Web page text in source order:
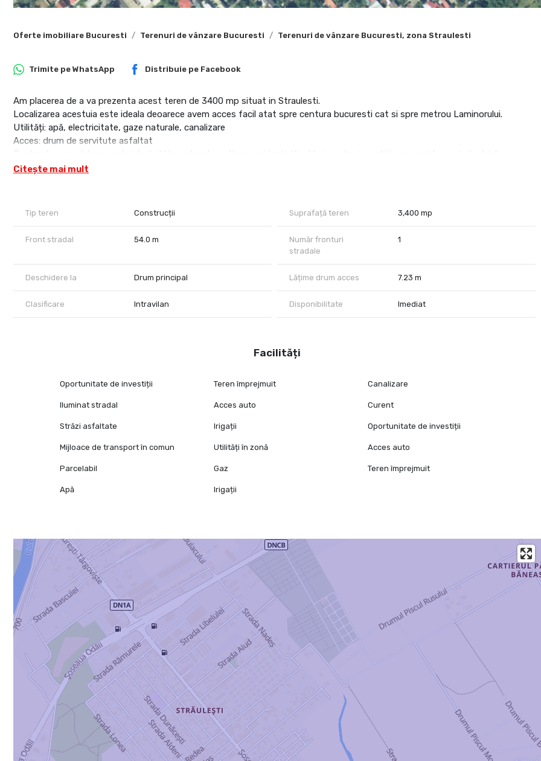
Oferte imobiliare Bucuresti Terenuri de vânzare Bucuresti Terenuri de vânzare Bucuresti, zona Straulesti
Trimite pe WhatsApp Distribuie pe Facebook
Am placerea de a va prezenta acest teren de 3400 mp situat in Straulesti.
Localizarea acestuia este ideala deoarece avem acces facil atat spre centura bucuresti cat si spre metrou Laminorului.
Utilități: apă, electricitate, gaze naturale, canalizare
Acces: drum de servitute asfaltat
Vecinătăți: Magazine, supermarketuri și centre comerciale în apropiere (Lidl)
Citește mai mult
Tip teren Construcții Suprafață teren 3,400 mp
Front stradal 54.0 m
Număr fronturi
stradale
1
Deschidere la Drum principal Lățime drum acces 7.23 m
Clasificare Intravilan Disponibilitate Imediat
Facilități
Oportunitate de investiții Teren împrejmuit Canalizare
Iluminat stradal Acces auto Curent
Străzi asfaltate Irigații Oportunitate de investiții
Mijloace de transport în comun Utilități în zonă Acces auto
Parcelabil Gaz Teren împrejmuit
Apă Irigații